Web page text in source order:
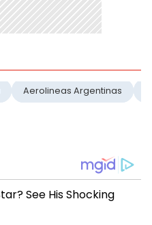
Aerolineas Argentinas